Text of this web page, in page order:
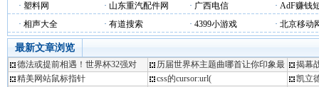
· 塑料网 · 山东重汽配件网 · 广西电信 · AdF赚钱
· 相声大全 · 有道搜索 · 4399小游戏 · 北京移动
最新文章浏览